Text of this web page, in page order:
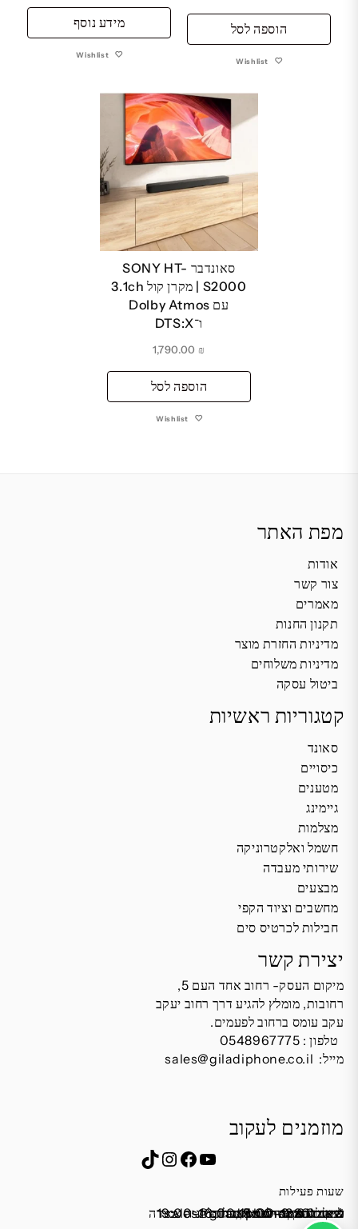
הוספה לסל
Wishlist
מידע נוסף
Wishlist
סאונדבר SONY HT-
S2000 | מקרן קול 3.1ch
עם Dolby Atmos
ו־DTS:X
₪
הוספה לסל
Wishlist
מפת האתר
אודות
צור קשר
מאמרים
תקנון החנות
מדיניות החזרת מוצר
מדיניות משלוחים
ביטול עסקה
קטגוריות ראשיות
סאונד
כיסויים
מטענים
גיימינג
מצלמות
חשמל ואלקטרוניקה
שירותי מעבדה
מבצעים
מחשבים וציוד הקפי
חבילות לכרטיס סים
יצירת קשר
מיקום העסק- רחוב אחד העם 5,
רחובות, מומלץ להגיע דרך רחוב יעקב
עקב עומס ברחוב לפעמים.
טלפון : 0548967775
מייל: sales@giladiphone.co.il
מוזמנים לעקוב
YouTube
Facebook
Instagram
TikTok
שעות פעילות
כתובת: אחד העם 5, רחובות
א׳-ה׳ 19:00-16:00,14:00-9:30
שישי 9:00-13:00
שבת סגור
מייל:sales@giladiphone.co.il
מיקום חנייה: יש אפשרות לחניה צמודה
לחנות התקשרו ואדאג לזה.
*נא להתקשר לפני הגעה